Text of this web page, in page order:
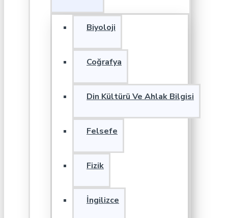
Biyoloji
Coğrafya
Din Kültürü Ve Ahlak Bilgisi
Felsefe
Fizik
İngilizce